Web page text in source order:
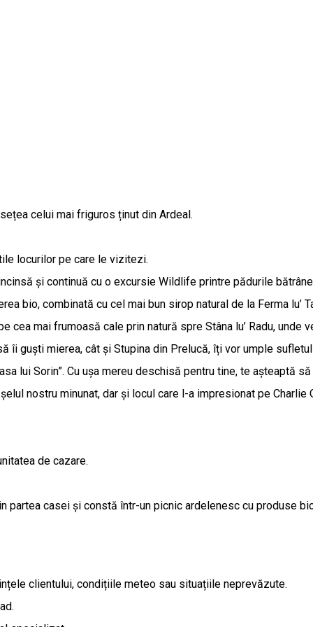
celui mai friguros ținut din Ardeal.
locurilor pe care le vizitezi.
și continuă cu o excursie Wildlife printre pădurile
bio, combinată cu cel mai bun sirop natural de la Ferma lu’
cea mai frumoasă cale prin natură spre Stâna lu’ Radu,
guști mierea, cât și Stupina din Prelucă, îți vor umple
lui Sorin”. Cu ușa mereu deschisă pentru tine, te așteaptă
nostru minunat, dar și locul care l-a impresionat pe Charlie
de cazare.
casei și constă într-un picnic ardelenesc cu produse
clientului, condițiile meteo sau situațiile neprevăzute.